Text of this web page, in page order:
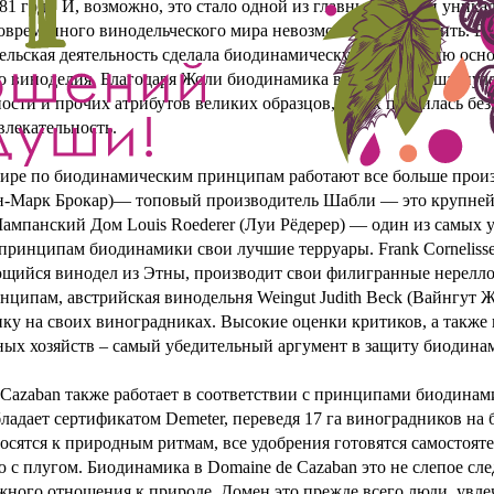
году. И, возможно, это стало одной из главных причин
винодельческого мира невозможно переоценить.
деятельность сделала биодинамическую концепцию
виноделия. Благодаря Жоли биодинамика в виноделии
и прочих атрибутов великих образцов, в них появилась
по биодинамическим принципам работают все больше
Марк Брокар)— топовый производитель Шабли — это
Дом Louis Roederer (Луи Рёдерер) — один из самых
биодинамики свои лучшие терруары. Frank
винодел из Этны, производит свои филигранные нерелло
австрийская винодельня Weingut Judith Beck (Вайнгут
на своих виноградниках. Высокие оценки критиков, а
хозяйств – самый убедительный аргумент в защиту
также работает в соответствии с принципами
сертификатом Demeter, переведя 17 га виноградников
к природным ритмам, все удобрения готовятся
плугом. Биодинамика в Domaine de Cazaban это не слепое